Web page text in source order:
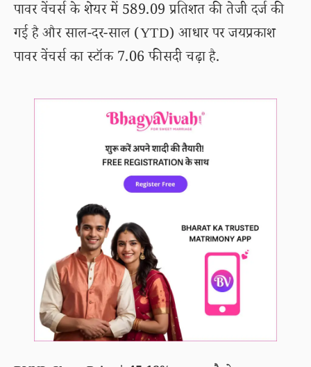
पावर वेंचर्स के शेयर में 589.09 प्रतिशत की तेजी दर्ज की
गई है और साल-दर-साल (YTD) आधार पर जयप्रकाश
पावर वेंचर्स का स्टॉक 7.06 फीसदी चढ़ा है.